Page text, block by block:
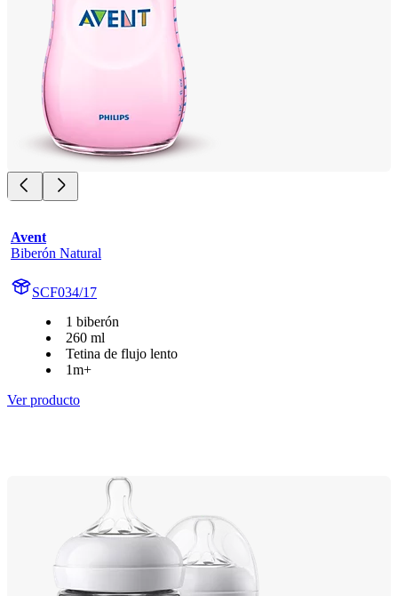
Avent
Biberón Natural
SCF034/17
1 biberón
260 ml
Tetina de flujo lento
1m+
Ver producto